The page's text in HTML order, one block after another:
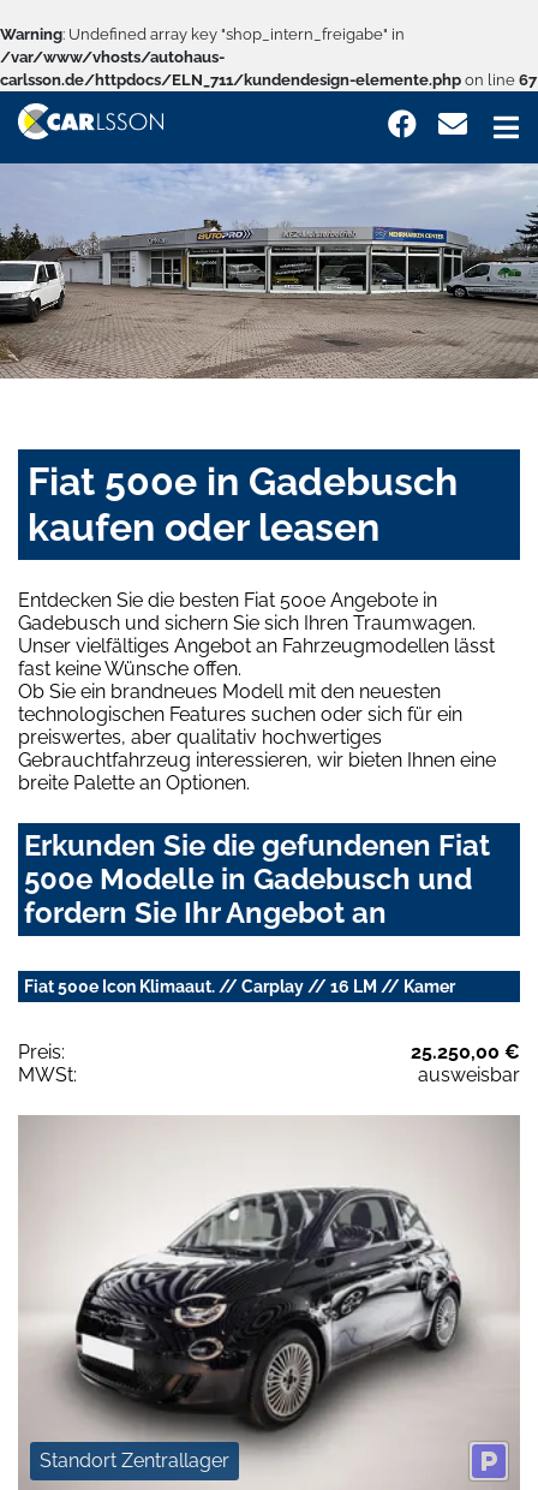
Warning: Undefined array key "shop_intern_freigabe" in
/var/www/vhosts/autohaus-
carlsson.de/httpdocs/ELN_711/kundendesign-elemente.php on line 67
Fiat 500e in Gadebusch
kaufen oder leasen
Entdecken Sie die besten Fiat 500e Angebote in
Gadebusch und sichern Sie sich Ihren Traumwagen.
Unser vielfältiges Angebot an Fahrzeugmodellen lässt
fast keine Wünsche offen.
Ob Sie ein brandneues Modell mit den neuesten
technologischen Features suchen oder sich für ein
preiswertes, aber qualitativ hochwertiges
Gebrauchtfahrzeug interessieren, wir bieten Ihnen eine
breite Palette an Optionen.
Erkunden Sie die gefundenen Fiat
500e Modelle in Gadebusch und
fordern Sie Ihr Angebot an
Fiat 500e Icon Klimaaut. // Carplay // 16 LM // Kamer
Preis:
25.250,00 €
MWSt:
ausweisbar
Standort Zentrallager